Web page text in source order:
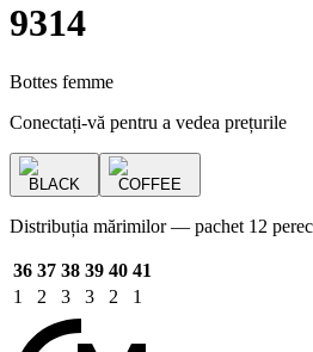
9314
Bottes femme
Conectați-vă pentru a vedea prețurile
BLACK COFFEE
Distribuția mărimilor — pachet 12
36 37 38 39 40 41
1
2 3 3 2 1